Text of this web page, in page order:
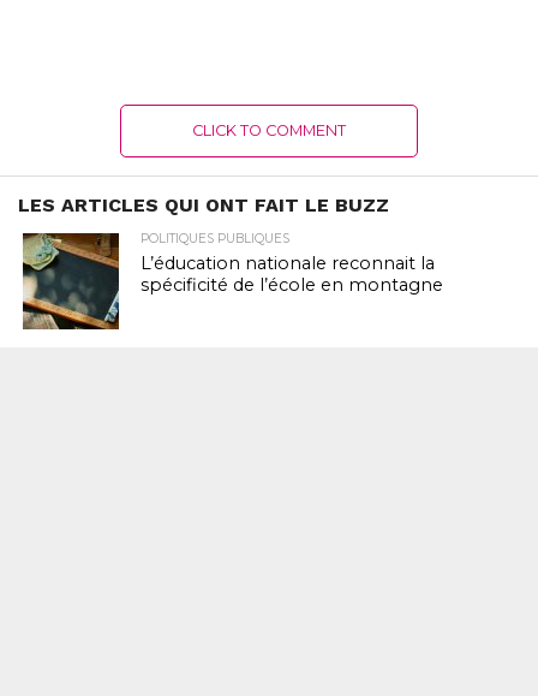
CLICK TO COMMENT
LES ARTICLES QUI ONT FAIT LE BUZZ
POLITIQUES PUBLIQUES
L’éducation nationale reconnait la
spécificité de l’école en montagne